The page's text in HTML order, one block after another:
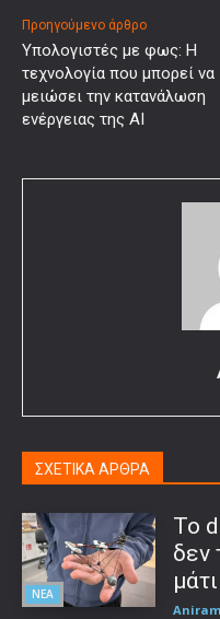
Προηγούμενο άρθρο
Υπολογιστές με φως: Η
τεχνολογία που μπορεί να
μειώσει την κατανάλωση
ενέργειας της AI
ΣΧΕΤΙΚΑ ΑΡΘΡΑ
ΝΕΑ
Το
δεν
μάτι
Aniram